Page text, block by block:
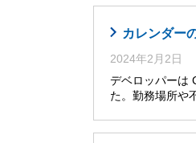
カレンダー
2024年2月2日
デベロッパーは
た。勤務場所や